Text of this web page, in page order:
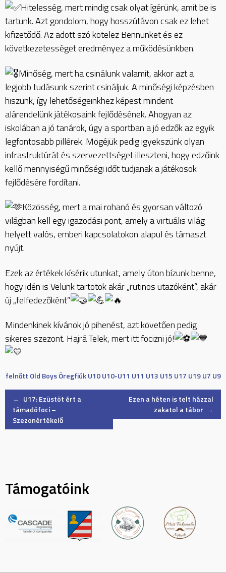
Hitelesség, mert mindig csak olyat ígérünk, amit be is
tartunk. Azt gondolom, hogy hosszútávon csak ez lehet
kifizetődő. Az adott szó kötelez Bennünket és ez
következetességet eredményez a működésünkben.
Minőség, mert ha csinálunk valamit, akkor azt a
legjobb tudásunk szerint csináljuk. A minőségi képzésben
hiszünk, így lehetőségeinkhez képest mindent
alárendelünk játékosaink fejlődésének. Ahogyan az
iskolában a jó tanárok, úgy a sportban a jó edzők az egyik
legfontosabb pillérek. Mögéjük pedig igyekszünk olyan
infrastruktúrát és szervezettséget illeszteni, hogy edzőink
kellő mennyiségű minőségi időt tudjanak a játékosok
fejlődésére fordítani.
Közösség, mert a mai rohanó és gyorsan változó
világban kell egy igazodási pont, amely a virtuális világ
helyett valós, emberi kapcsolatokon alapul és támaszt
nyújt.
Ezek az értékek kísérik utunkat, amely úton bízunk benne,
hogy idén is Velünk tartotok akár „rutinos utazóként”, akár
új „felfedezőként”
Mindenkinek kívánok jó pihenést, azt követően pedig
sikeres szezont. Hajrá Telek, mert itt focizni jó!
felnőtt Old BoysÖregfiúkU10U10-U11 U11 U13 U15 U17 U19U7 U9
Post
navigation
← U17: Ezüstöt ért a
támadófoci –
Szezonértékelő
Ezen a héten is telt házzal
zakatol a tábor →
Támogatóink